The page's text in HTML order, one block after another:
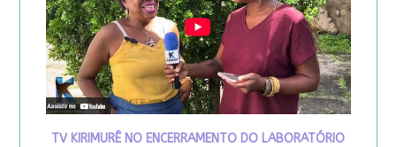
TV KIRIMURÊ NO ENCERRAMENTO DO LABORATÓRIO